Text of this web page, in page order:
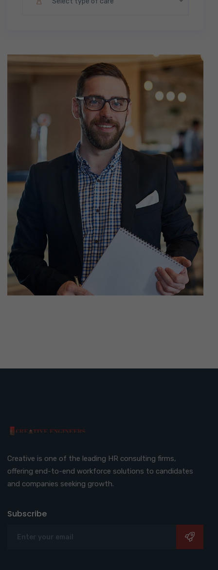
Creative is one of the leading HR consulting firms,
offering end-to-end workforce solutions to candidates
and companies seeking growth.
Subscribe